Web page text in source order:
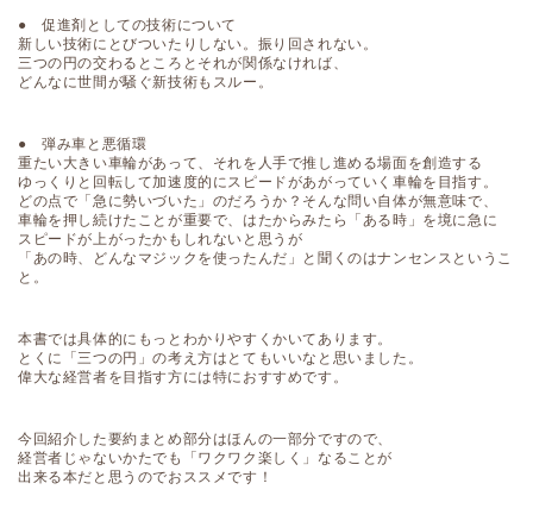
● 促進剤としての技術について
新しい技術にとびついたりしない。振り回されない。
三つの円の交わるところとそれが関係なければ、
どんなに世間が騒ぐ新技術もスルー。
● 弾み車と悪循環
重たい大きい車輪があって、それを人手で推し進める場面を創造する
ゆっくりと回転して加速度的にスピードがあがっていく車輪を目指す。
どの点で「急に勢いづいた」のだろうか？そんな問い自体が無意味で、
車輪を押し続けたことが重要で、はたからみたら「ある時」を境に急に
スピードが上がったかもしれないと思うが
「あの時、どんなマジックを使ったんだ」と聞くのはナンセンスというこ
と。
本書では具体的にもっとわかりやすくかいてあります。
とくに「三つの円」の考え方はとてもいいなと思いました。
偉大な経営者を目指す方には特におすすめです。
今回紹介した要約まとめ部分はほんの一部分ですので、
経営者じゃないかたでも「ワクワク楽しく」なることが
出来る本だと思うのでおススメです！